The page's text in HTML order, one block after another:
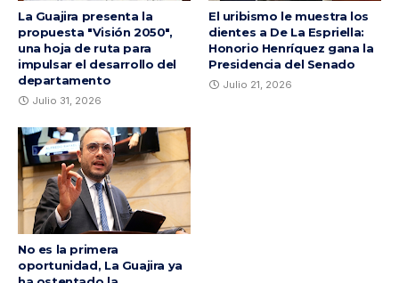
La Guajira presenta la
propuesta "Visión 2050",
una hoja de ruta para
impulsar el desarrollo del
departamento
Julio 31, 2026
El uribismo le muestra los
dientes a De La Espriella:
Honorio Henríquez gana la
Presidencia del Senado
Julio 21, 2026
No es la primera
oportunidad, La Guajira ya